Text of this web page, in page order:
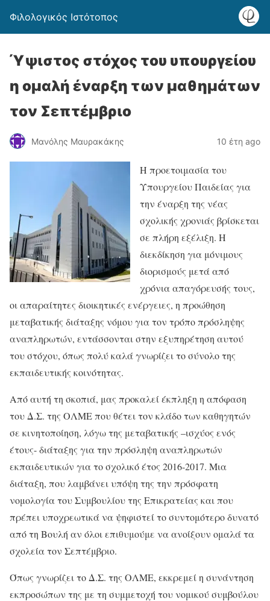
Φιλολογικός Ιστότοπος
Ύψιστος στόχος του υπουργείου
η ομαλή έναρξη των μαθημάτων
τον Σεπτέμβριο
Μανόλης Μαυρακάκης 10 έτη ago
Η προετοιμασία του
Υπουργείου Παιδείας για
την έναρξη της νέας
σχολικής χρονιάς βρίσκεται
σε πλήρη εξέλιξη. Η
διεκδίκηση για μόνιμους
διορισμούς μετά από
χρόνια απαγόρευσής τους,
οι απαραίτητες διοικητικές ενέργειες, η προώθηση
μεταβατικής διάταξης νόμου για τον τρόπο πρόσληψης
αναπληρωτών, εντάσσονται στην εξυπηρέτηση αυτού
του στόχου, όπως πολύ καλά γνωρίζει το σύνολο της
εκπαιδευτικής κοινότητας.
Από αυτή τη σκοπιά, μας προκαλεί έκπληξη η απόφαση
του Δ.Σ. της ΟΛΜΕ που θέτει τον κλάδο των καθηγητών
σε κινητοποίηση, λόγω της μεταβατικής –ισχύος ενός
έτους- διάταξης για την πρόσληψη αναπληρωτών
εκπαιδευτικών για το σχολικό έτος 2016-2017. Μια
διάταξη, που λαμβάνει υπόψη της την πρόσφατη
νομολογία του Συμβουλίου της Επικρατείας και που
πρέπει υποχρεωτικά να ψηφιστεί το συντομότερο δυνατό
από τη Βουλή αν όλοι επιθυμούμε να ανοίξουν ομαλά τα
σχολεία τον Σεπτέμβριο.
Όπως γνωρίζει το Δ.Σ. της ΟΛΜΕ, εκκρεμεί η συνάντηση
εκπροσώπων της με τη συμμετοχή του νομικού συμβούλου